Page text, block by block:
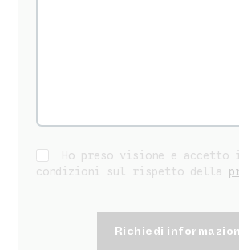
Ho preso visione e
condizioni sul rispetto della